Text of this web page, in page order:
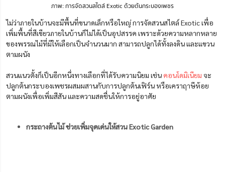
ภาพ: การจัดสวนสไตล์ Exotic ด้วยต้นกระบองเพชร
ไม่ว่าภายในบ้านจะมีพื้นที่ขนาดเล็กหรือใหญ่ การจัดสวนสไตล์ Exotic เพื่อ
เพิ่มพื้นที่สีเขียวภายในบ้านก็ไม่ได้เป็นอุปสรรค เพราะด้วยความหลากหลาย
ของพรรณไม้ที่มีให้เลือกเป็นจำนวนมาก สามารถปลูกได้ทั้งลงดิน และแขวน
ตามผนัง
สวนแนวตั้งก็เป็นอีกหนึ่งทางเลือกที่ได้รับความนิยม เช่น คอนโดมิเนียม จะ
ปลูกต้นกระบองเพชรผสมผสานกับการปลูกต้นเฟิร์น หรือเคราฤาษีห้อย
ตามผนังเพื่อเพิ่มสีสัน และความสดชื่นให้การอยู่อาศัย
กระถางต้นไม้ ช่วยเพิ่มจุดเด่นให้สวน Exotic Garden